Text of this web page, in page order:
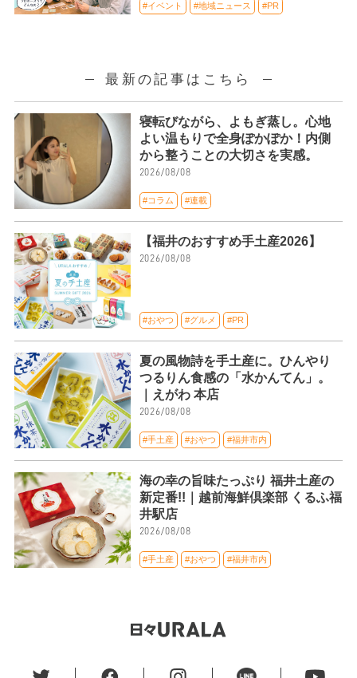
#イベント #地域ニュース #PR
最新の記事はこちら
寝転びながら、よもぎ蒸し。心地
よい温もりで全身ぽかぽか！内側
から整うことの大切さを実感。
2026/08/08
#コラム #連載
【福井のおすすめ手土産2026】
2026/08/08
#おやつ #グルメ #PR
夏の風物詩を手土産に。ひんやり
つるりん食感の「水かんてん」。
｜えがわ 本店
2026/08/08
#手土産 #おやつ #福井市内
海の幸の旨味たっぷり 福井土産の
新定番!!｜越前海鮮倶楽部 くるふ福
井駅店
2026/08/08
#手土産 #おやつ #福井市内